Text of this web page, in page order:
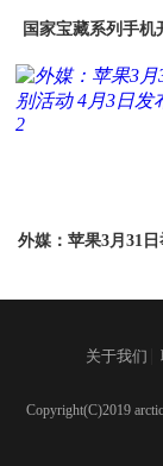
国家宝藏系列手机
外媒：苹果3月31
关于我们
Copyright(C)2019